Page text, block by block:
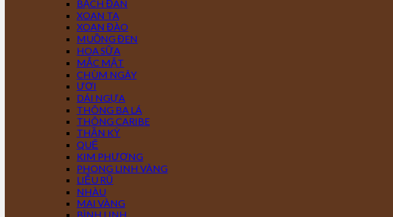
BẠCH ĐÀN
XOAN TA
XOAN ĐÀO
MUỒNG ĐEN
HOA SỮA
MẮC MẬT
CHÙM NGÂY
ƯƠI
DÁI NGỰA
THÔNG BA LÁ
THÔNG CARIBE
THẦN KỲ
QUẾ
KIM PHƯỢNG
PHONG LINH VÀNG
LIỄU RŨ
NHÀU
MAI VÀNG
BÌNH LINH